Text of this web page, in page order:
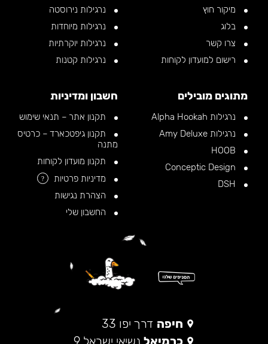
מיקור חוץ
בלוג
צרו קשר
רישום למועדון לקוחות
נרגילות נירוסטה
נרגילות מיוחדות
נרגילות יוקרתיות
נרגילות קטנות
מתוגים מובילים
נרגילות Alpha Hookah
נרגילות Amy Deluxe
חשבון ומדיניות
תקנון אתר – תנאי שימוש
תקנון גיפטכארד – כרטיס
מתנה
תקנון מועדון לקוחות
מדיניות פרטיות
?
הצהרת נגישות
החשבון שלי
חיפה דרך יפו 33
כרמיאל נשיאי ישראל 9